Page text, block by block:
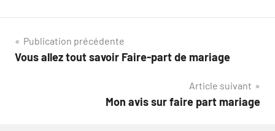
Navigation
de
Publication précédente
Vous allez tout savoir Faire-part de mariage
Article suivant
Mon avis sur faire part mariage